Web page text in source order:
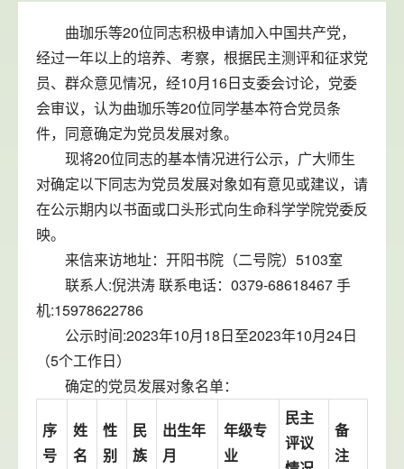
曲珈乐等20位同志积极申请加入中国共产党，
经过一年以上的培养、考察，根据民主测评和征求党
员、群众意见情况，经10月16日支委会讨论，党委
会审议，认为曲珈乐等20位同学基本符合党员条
件，同意确定为党员发展对象。
现将20位同志的基本情况进行公示，广大师生
对确定以下同志为党员发展对象如有意见或建议，请
在公示期内以书面或口头形式向生命科学学院党委反
映。
来信来访地址：开阳书院（二号院）5103室
联系人:倪洪涛 联系电话：0379-68618467 手
机:15978622786
公示时间:2023年10月18日至2023年10月24日
（5个工作日）
确定的党员发展对象名单：
序
号
姓
名
性
别
民
族
出生年
月
年级专
业
民主
评议
备
注